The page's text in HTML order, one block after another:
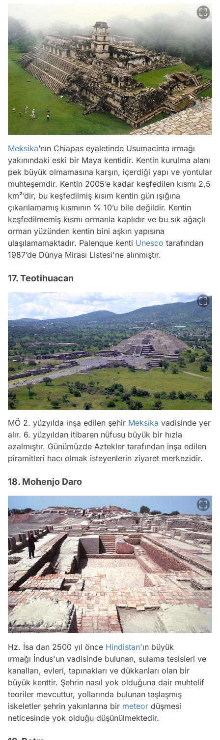
Meksika’nın Chiapas eyaletinde Usumacinta ırmağı
yakınındaki eski bir Maya kentidir. Kentin kurulma alanı
pek büyük olmamasına karşın, içerdiği yapı ve yontular
muhteşemdir. Kentin 2005’e kadar keşfedilen kısmı 2,5
km²’dir, bu keşfedilmiş kısım kentin gün ışığına
çıkarılamamış kısmının % 10’u bile değildir. Kentin
keşfedilmemiş kısmı ormanla kaplıdır ve bu sık ağaçlı
orman yüzünden kentin bini aşkın yapısına
ulaşılamamaktadır. Palenque kenti Unesco tarafından
1987’de Dünya Mirası Listesi'ne alınmıştır.
17. Teotihuacan
MÖ 2. yüzyılda inşa edilen şehir Meksika vadisinde yer
alır. 6. yüzyıldan itibaren nüfusu büyük bir hızla
azalmıştır. Günümüzde Aztekler tarafından inşa edilen
piramitleri hacı olmak isteyenlerin ziyaret merkezidir.
18. Mohenjo Daro
Hz. İsa dan 2500 yıl önce Hindistan'ın büyük
ırmağı İndus'un vadisinde bulunan, sulama tesisleri ve
kanalları, evleri, tapınakları ve dükkanları olan bir
büyük kenttir. Şehrin nasıl yok olduğuna dair muhtelif
teoriler mevcuttur, yollarında bulunan taşlaşmış
iskeletler şehrin yakınlarına bir meteor düşmesi
neticesinde yok olduğu düşünülmektedir.